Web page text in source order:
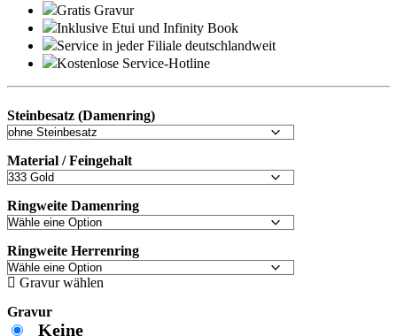
Gratis Gravur
Inklusive Etui und Infinity Book
Service in jeder Filiale deutschlandweit
Kostenlose Service-Hotline
Steinbesatz (Damenring)
Material / Feingehalt
Ringweite Damenring
Ringweite Herrenring
Gravur wählen
Gravur
Keine